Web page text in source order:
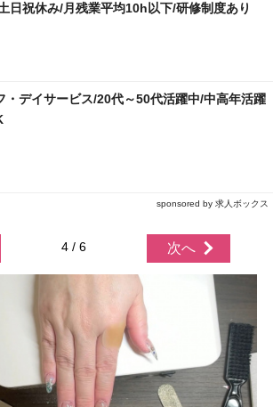
日祝休み/月残業平均10h以下/研修制度あり
・デイサービス/20代～50代活躍中/中高年活躍
sponsored by 求人ボックス
4 / 6 次へ